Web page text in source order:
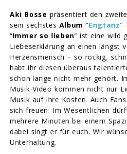
Aki Bosse präsentiert den
sein sechstes Album “Engtanz”
“Immer so lieben” ist eine wild
Liebeserklärung an einen längst
Herzensmensch – so rockig,
habt ihr diesen überaus
schon lange nicht mehr gehört.
Musik-Video kommen nicht nur
Musik auf ihre Kosten. Auch
sich freuen: Im Wesentlichen
mehrere Minuten bei einem
dabei singt er für euch. Wir
Unterhaltung.